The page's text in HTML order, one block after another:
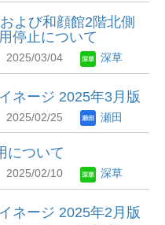
よび和顔館2階北側
停止について
2025/03/04 深草
ネージ 2025年3月版
2025/02/25 瀬田
について
2025/02/10 深草
ネージ 2025年2月版